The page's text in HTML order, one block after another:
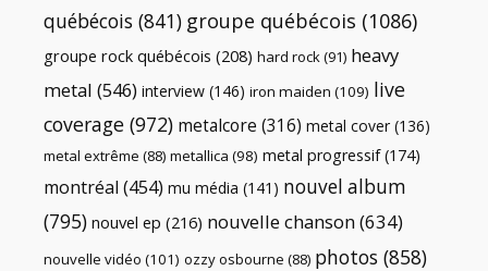
québécois (841) groupe québécois (1086)
groupe rock québécois (208) hard rock(91) heavy
metal (546) interview (146) iron maiden (109) live
coverage (972) metalcore (316) metal cover (136)
metal extrême (88) metallica (98) metal progressif(174)
montréal (454) mu média (141) nouvel album
(795) nouvel ep (216) nouvelle chanson(634)
nouvelle vidéo (101) ozzy osbourne (88) photos (858)